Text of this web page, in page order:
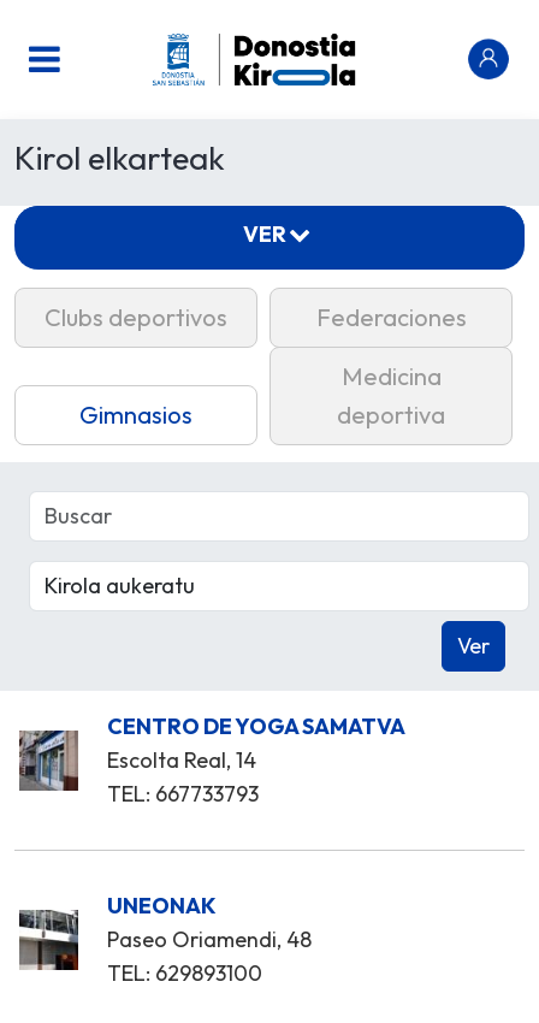
Kirol elkarteak
Clubs deportivos Federaciones
Gimnasios
Medicina
deportiva
CENTRO DE YOGA SAMATVA
Escolta Real, 14
TEL: 667733793
UNEONAK
Paseo Oriamendi, 48
TEL: 629893100
VER